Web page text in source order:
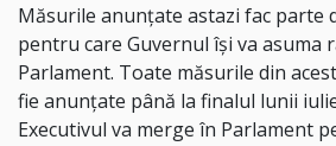
Măsurile anunțate astazi fac parte
pentru care Guvernul își va asuma
Parlament. Toate măsurile din
fie anunțate până la finalul lunii
Executivul va merge în Parlament